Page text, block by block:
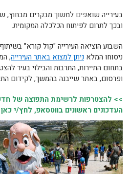
בעירייה שואפים למשוך מבקרים מבחוץ,
ובכך לתרום לפיתוח הכלכלה המקומית.
השבוע הוציאה העירייה "קול קורא"
ניסוחו המלא ניתן למצוא באתר העירייה,
בתחום התיירות, התרבות והבילוי בעיר
ופרסום, באתר שייבנה בהמשך, לקידום
>> להצטרפות לרשימת התפוצה של
העדכונים ראשונים בווטסאפ, לחץ/י